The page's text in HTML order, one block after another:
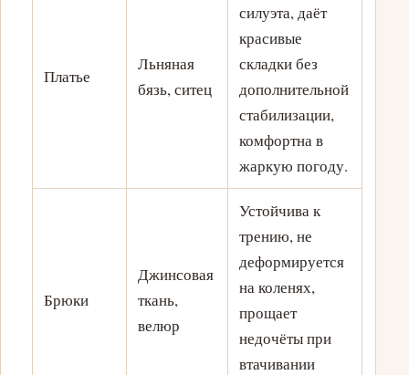
Платье
Льняная
бязь, ситец
силуэта, даёт
красивые
складки без
дополнительной
стабилизации,
комфортна в
жаркую погоду.
Брюки
Джинсовая
ткань,
велюр
Устойчива к
трению, не
деформируется
на коленях,
прощает
недочёты при
втачивании